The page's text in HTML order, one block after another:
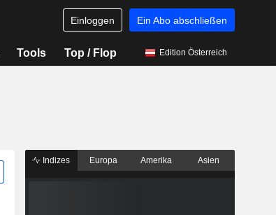
Einloggen Ein Abo abschließen
Tools Top / Flop Edition Österreich
Indizes Europa Amerika Asien